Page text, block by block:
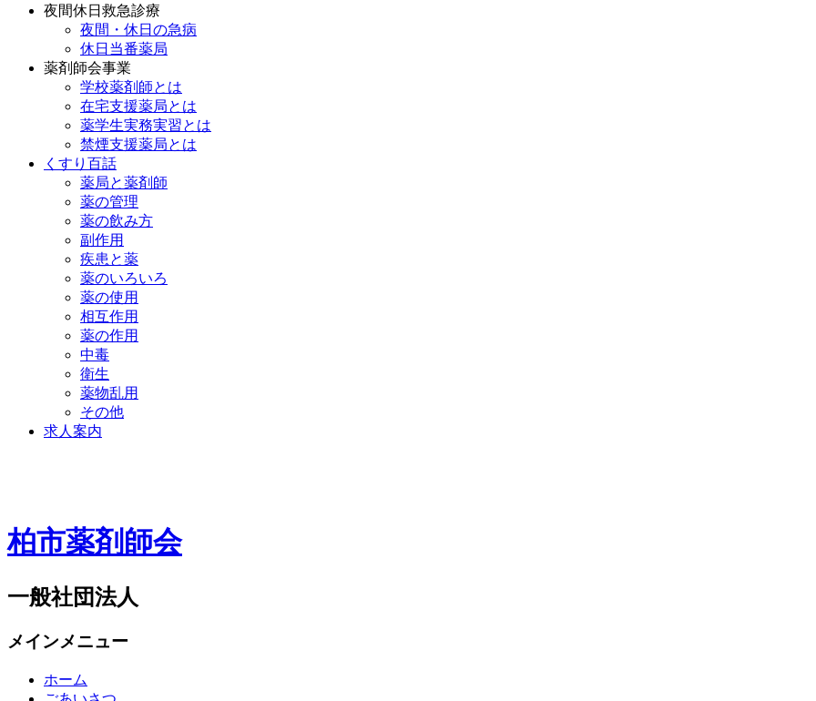
夜間休日救急診療
夜間・休日の急病
休日当番薬局
薬剤師会事業
学校薬剤師とは
在宅支援薬局とは
薬学生実務実習とは
禁煙支援薬局とは
くすり百話
薬局と薬剤師
薬の管理
薬の飲み方
副作用
疾患と薬
薬のいろいろ
薬の使用
相互作用
薬の作用
中毒
衛生
薬物乱用
その他
求人案内
柏市薬剤師会
一般社団法人
メインメニュー
ホーム